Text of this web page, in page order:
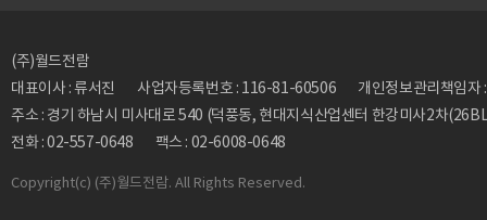
(주)월드전람
대표이사 : 류서진
사업자등록번호 : 116-81-60506
개인정보관리책임
주소 : 경기 하남시 미사대로 540 (덕풍동, 현대지식산업센터 한강미사2차
전화 : 02-557-0648
팩스 : 02-6008-0648
Copyright(c) (주)월드전람. All Rights Reserved.